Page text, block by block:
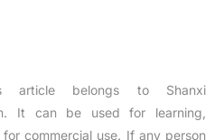
article belongs to Shanxi
It can be used for learning,
commercial use. If any person